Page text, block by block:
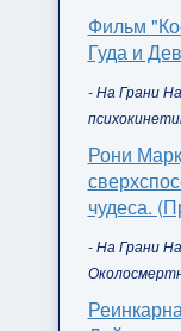
Фильм
Гуда и
- На Грани
Рони
чудеса.
- На Грани